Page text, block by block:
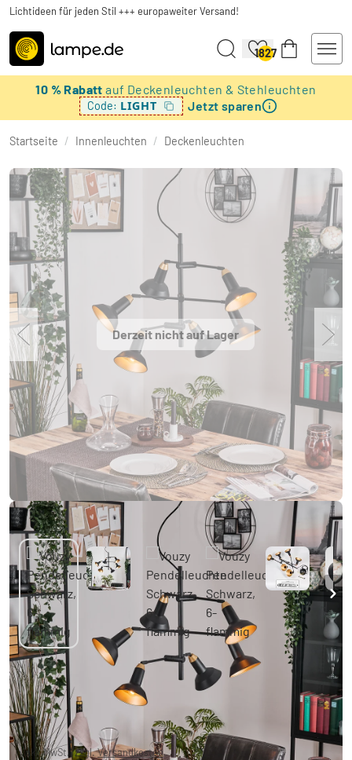
Lichtideen für jeden Stil +++ europaweiter Versand!
1827
10 % Rabattauf Deckenleuchten & Stehleuchten
Code: LIGHT Jetzt sparen
Startseite / Innenleuchten / Deckenleuchten
Derzeit nicht auf Lager
Vouzy Pendelleuchte Schwarz, 6-flammig
34,99 €
inkl. MwSt., zzgl.Versandkosten